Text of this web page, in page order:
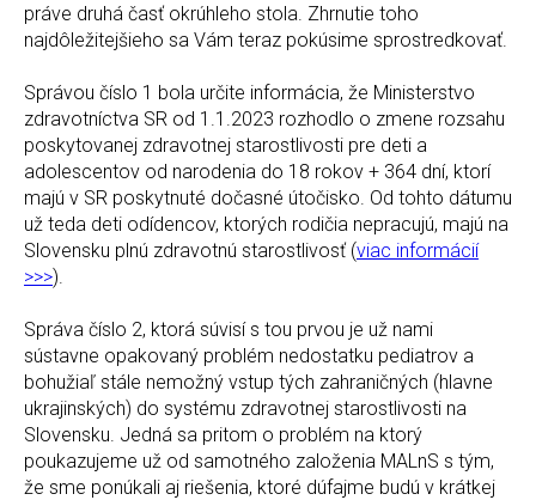
práve druhá časť okrúhleho stola. Zhrnutie toho
najdôležitejšieho sa Vám teraz pokúsime sprostredkovať.
Správou číslo 1 bola určite informácia, že Ministerstvo
zdravotníctva SR od 1.1.2023 rozhodlo o zmene rozsahu
poskytovanej zdravotnej starostlivosti pre deti a
adolescentov od narodenia do 18 rokov + 364 dní, ktorí
majú v SR poskytnuté dočasné útočisko. Od tohto dátumu
už teda deti odídencov, ktorých rodičia nepracujú, majú na
Slovensku plnú zdravotnú starostlivosť (viac informácií
>>>).
Správa číslo 2, ktorá súvisí s tou prvou je už nami
sústavne opakovaný problém nedostatku pediatrov a
bohužiaľ stále nemožný vstup tých zahraničných (hlavne
ukrajinských) do systému zdravotnej starostlivosti na
Slovensku. Jedná sa pritom o problém na ktorý
poukazujeme už od samotného založenia MALnS s tým,
že sme ponúkali aj riešenia, ktoré dúfajme budú v krátkej